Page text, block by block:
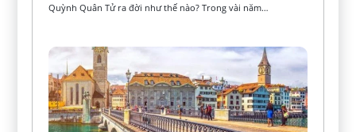
Quỳnh Quân Tử ra đời như thế nào? Trong vài năm…